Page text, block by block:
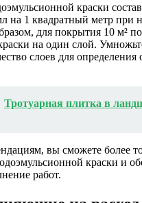
краски
на 1 квадратный метр при
для покрытия 10 м²
на один слой.
слоев для определения
Тротуарная плитка в
вы сможете более
краски и
работ.